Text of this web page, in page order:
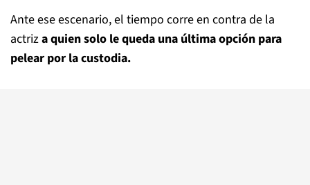
Ante ese escenario, el tiempo corre en contra de la
actriza quien solo le queda una última opción para
pelear por la custodia.